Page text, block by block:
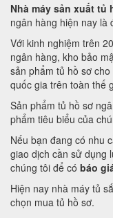
Nhà máy sản xuất tủ
ngân hàng hiện nay là
Với kinh nghiệm trên
ngân hàng, kho bảo
sản phẩm tủ hồ sơ
quốc gia trên toàn thế
Sản phẩm tủ hồ sơ
phẩm tiêu biểu của
Nếu bạn đang có nhu
giao dịch cần sử dụng
chúng tôi để có báo
Hiện nay nhà máy tủ
chọn mua tủ hồ sơ.